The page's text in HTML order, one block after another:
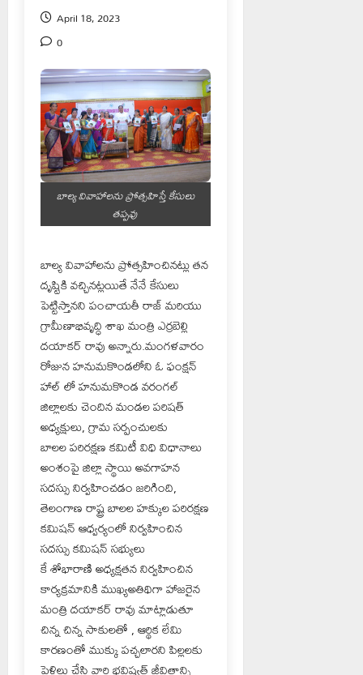
April 18, 2023
0
బాల్య వివాహాలను ప్రోత్సహిస్తే కేసులు
తప్పవు
బాల్య వివాహాలను ప్రోత్సహించినట్లు తన
దృష్టికి వచ్చినట్లయితే నేనే కేసులు
పెట్టిస్తానని పంచాయతీ రాజ్ మరియు
గ్రామీణాభివృద్ధి శాఖ మంత్రి ఎర్రబెల్లి
దయాకర్ రావు అన్నారు.మంగళవారం
రోజున హనుమకొండలోని ఓ ఫంక్షన్
హాల్ లో హనుమకొండ వరంగల్
జిల్లాలకు చెందిన మండల పరిషత్
అధ్యక్షులు, గ్రామ సర్పంచులకు
బాలల పరిరక్షణ కమిటీ విధి విధానాలు
అంశంపై జిల్లా స్థాయి అవగాహన
సదస్సు నిర్వహించడం జరిగింది,
తెలంగాణ రాష్ట్ర బాలల హక్కుల పరిరక్షణ
కమిషన్ ఆధ్వర్యంలో నిర్వహించిన
సదస్సు కమిషన్ సభ్యులు
కే శోభారాణి అధ్యక్షతన నిర్వహించిన
కార్యక్రమానికి ముఖ్యఅతిథిగా హాజరైన
మంత్రి దయాకర్ రావు మాట్లాడుతూ
చిన్న చిన్న సాకులతో , ఆర్థిక లేమి
కారణంతో ముక్కు పచ్చలారని పిల్లలకు
పెళ్లిల్లు చేసి వారి భవిష్యత్ జీవితాన్ని